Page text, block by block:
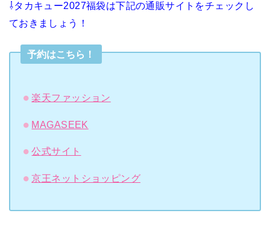
⇩タカキュー2027福袋は下記の通販サイトをチェックし
ておきましょう！
予約はこちら！
楽天ファッション
MAGASEEK
公式サイト
京王ネットショッピング